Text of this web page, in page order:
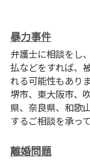
暴力事件
弁護士に相談をし
払などをすれば、
れる可能性もあり
堺市、東大阪市、
県、奈良県、和歌
するご相談を承っ
離婚問題